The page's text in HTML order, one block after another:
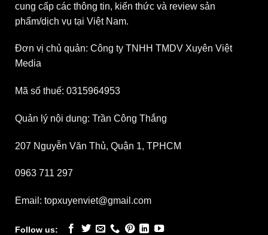
cung cấp các thông tin, kiến thức và review sản
phẩm/dịch vụ tại Việt Nam.
Đơn vị chủ quản: Công ty TNHH TMDV Xuyên Việt
Media
Mã số thuế: 0315964953
Quản lý nội dung: Trần Công Thắng
207 Nguyễn Văn Thủ, Quận 1, TPHCM
0963 711 297
Email: topxuyenviet@gmail.com
Follow us: